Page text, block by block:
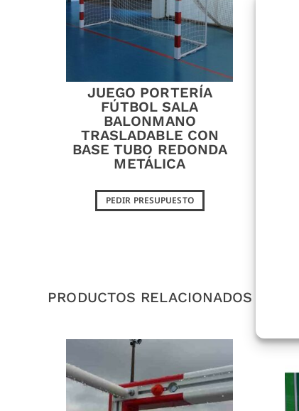
JUEGO PORTERÍA
FÚTBOL SALA
BALONMANO
TRASLADABLE CON
BASE TUBO REDONDA
METÁLICA
PEDIR PRESUPUESTO
PRODUCTOS RELACIONADOS